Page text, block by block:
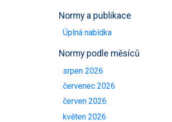
Normy a publikace
Úplná nabídka
Normy podle měsíců
srpen 2026
červenec 2026
červen 2026
květen 2026